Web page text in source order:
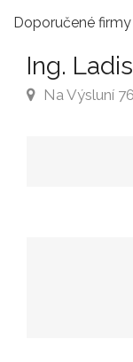
Doporučené firmy
Ing.
Na Výsluní